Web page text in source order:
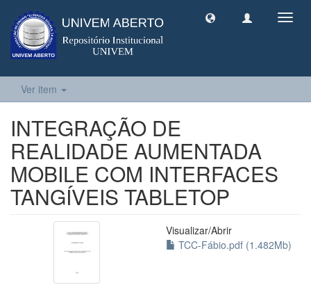
Ver item
INTEGRAÇÃO DE
REALIDADE AUMENTADA
MOBILE COM INTERFACES
TANGÍVEIS TABLETOP
Visualizar/Abrir
TCC-Fábio.pdf (1.482Mb)